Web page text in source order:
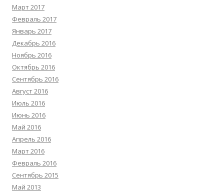
Март 2017
Февраль 2017
Январь 2017
Декабрь 2016
Ноябрь 2016
Октябрь 2016
Сентябрь 2016
Август 2016
Июль 2016
Июнь 2016
Май 2016
Апрель 2016
Март 2016
Февраль 2016
Сентябрь 2015
Май 2013